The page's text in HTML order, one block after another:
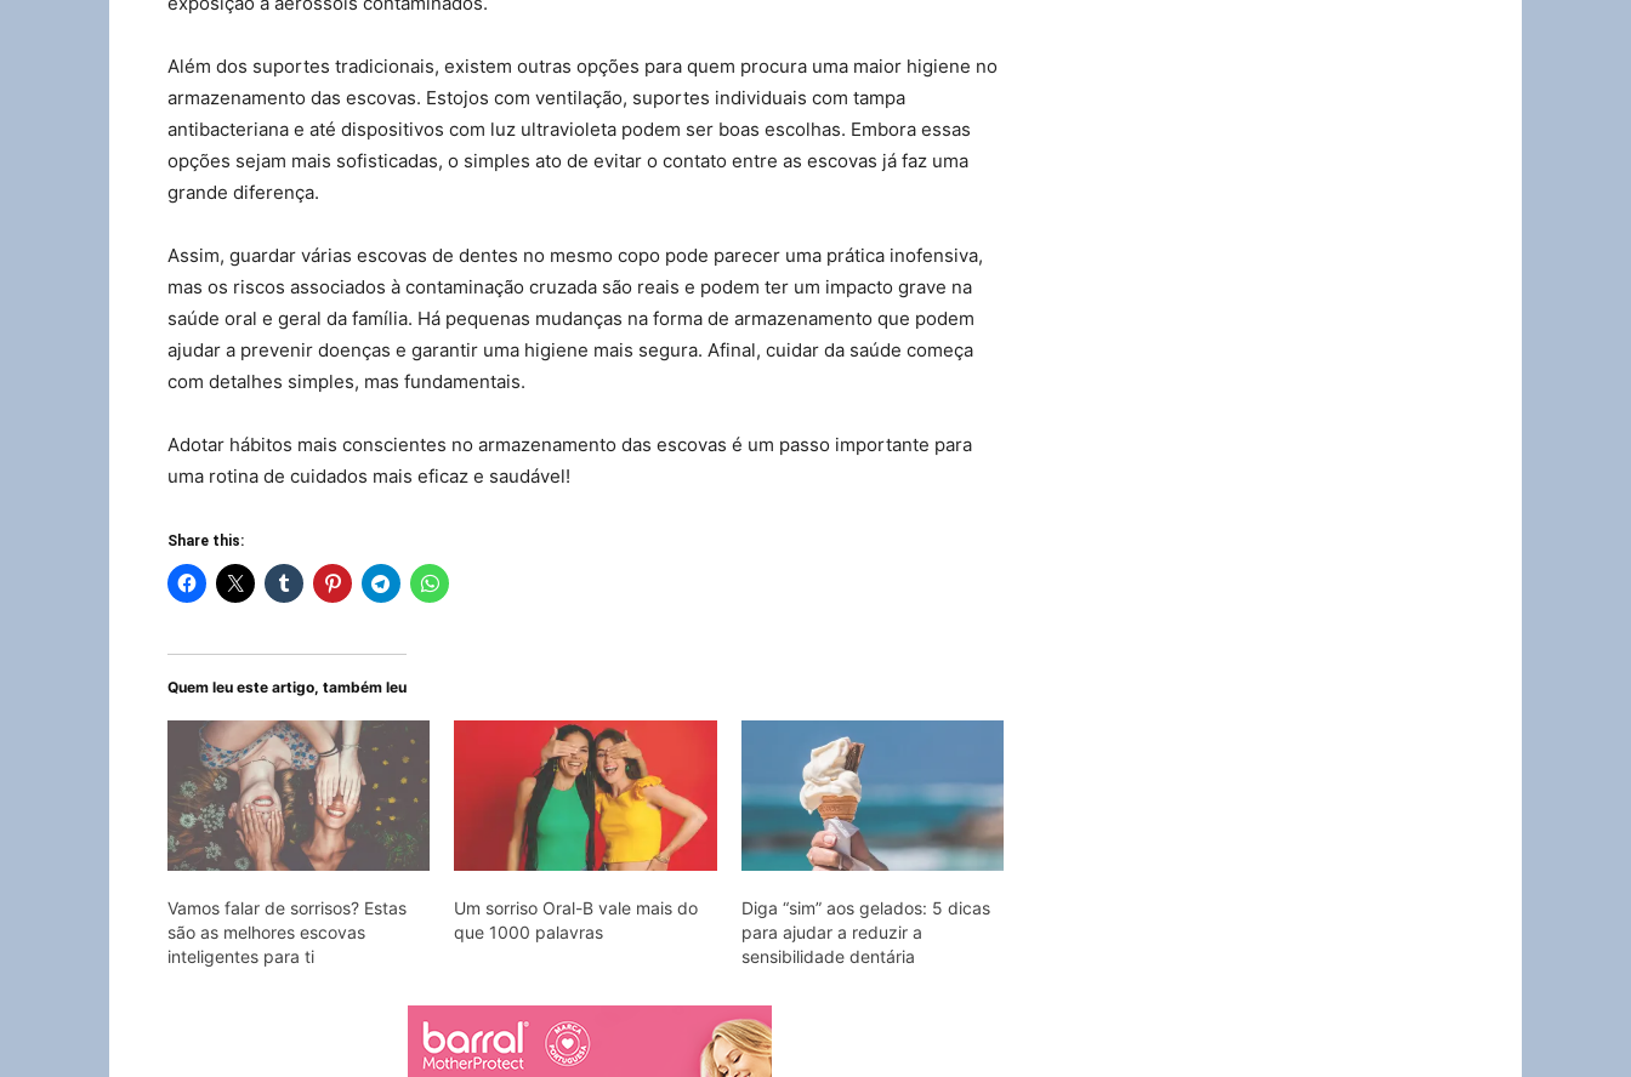
Além dos suportes tradicionais, existem outras opções para quem procura uma maior higiene no
armazenamento das escovas. Estojos com ventilação, suportes individuais com tampa
antibacteriana e até dispositivos com luz ultravioleta podem ser boas escolhas. Embora essas
opções sejam mais sofisticadas, o simples ato de evitar o contato entre as escovas já faz uma
grande diferença.
Assim, guardar várias escovas de dentes no mesmo copo pode parecer uma prática inofensiva,
mas os riscos associados à contaminação cruzada são reais e podem ter um impacto grave na
saúde oral e geral da família. Há pequenas mudanças na forma de armazenamento que podem
ajudar a prevenir doenças e garantir uma higiene mais segura. Afinal, cuidar da saúde começa
com detalhes simples, mas fundamentais.
Adotar hábitos mais conscientes no armazenamento das escovas é um passo importante para
uma rotina de cuidados mais eficaz e saudável!
Share this:
Quem leu este artigo, também leu
Vamos falar de sorrisos? Estas
são as melhores escovas
inteligentes para ti
Um sorriso Oral-B vale mais do
que 1000 palavras
Diga “sim” aos gelados: 5 dicas
para ajudar a reduzir a
sensibilidade dentária